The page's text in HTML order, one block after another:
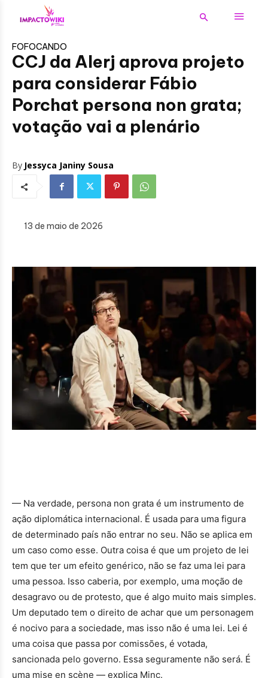
FOFOCANDO
CCJ da Alerj aprova projeto
para considerar Fábio
Porchat persona non grata;
votação vai a plenário
By Jessyca Janiny Sousa
13 de maio de 2026
— Na verdade, persona non grata é um instrumento de
ação diplomática internacional. É usada para uma figura
de determinado país não entrar no seu. Não se aplica em
um caso como esse. Outra coisa é que um projeto de lei
tem que ter um efeito genérico, não se faz uma lei para
uma pessoa. Isso caberia, por exemplo, uma moção de
desagravo ou de protesto, que é algo muito mais simples.
Um deputado tem o direito de achar que um personagem
é nocivo para a sociedade, mas isso não é uma lei. Lei é
uma coisa que passa por comissões, é votada,
sancionada pelo governo. Essa seguramente não será. É
uma mise en scène — explica Minc.